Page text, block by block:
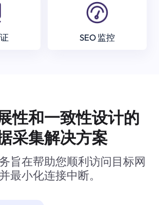
SEO 监控
性和一致性设计的
采集解决方案
旨在帮助您顺利访问目标网
最小化连接中断。